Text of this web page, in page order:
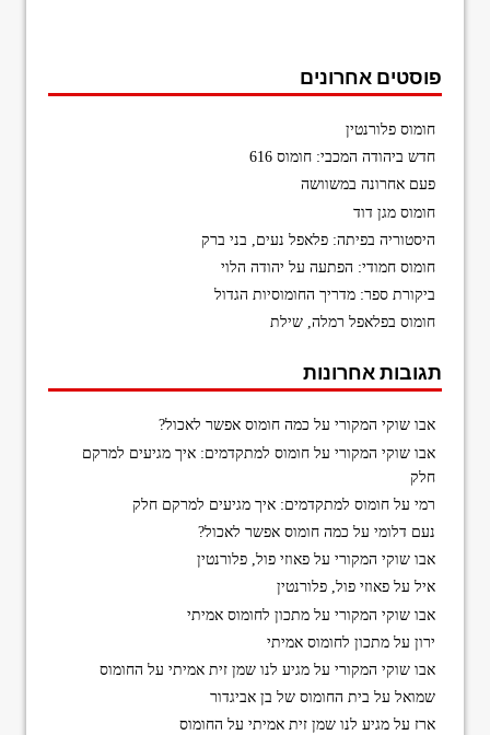
פוסטים אחרונים
חומוס פלורנטין
חדש ביהודה המכבי: חומוס 616
פעם אחרונה במשוושה
חומוס מגן דוד
היסטוריה בפיתה: פלאפל נעים, בני ברק
חומוס חמודי: הפתעה על יהודה הלוי
ביקורת ספר: מדריך החומוסיות הגדול
חומוס בפלאפל רמלה, שילת
תגובות אחרונות
אבו שוקי המקורי על כמה חומוס אפשר לאכול?
אבו שוקי המקורי עלחומוס למתקדמים: איך מגיעים למרקם
חלק
רמי עלחומוס למתקדמים: איך מגיעים למרקם חלק
נעם דלומי על כמה חומוס אפשר לאכול?
אבו שוקי המקורי עלפאוזי פול, פלורנטין
איל עלפאוזי פול, פלורנטין
אבו שוקי המקורי עלמתכון לחומוס אמיתי
ירון עלמתכון לחומוס אמיתי
אבו שוקי המקורי עלמגיע לנו שמן זית אמיתי על החומוס
שמואל על בית החומוס של בן אביגדור
ארז עלמגיע לנו שמן זית אמיתי על החומוס